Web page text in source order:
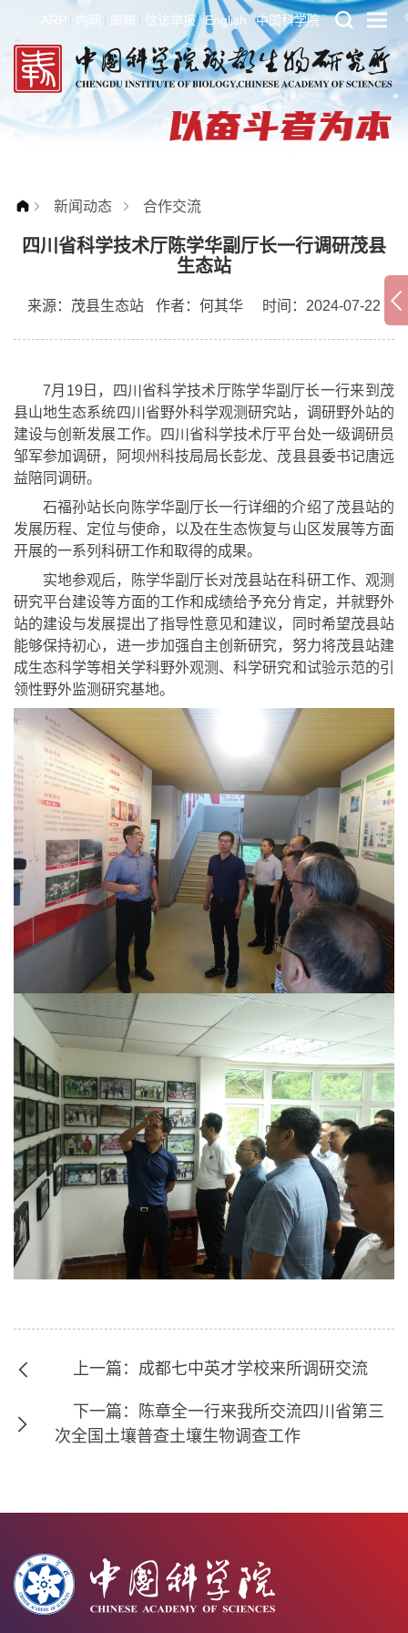
ARP 内网 邮箱 信访举报 English 中国科学院
新闻动态 合作交流
四川省科学技术厅陈学华副厅长一行调研茂县
生态站
来源： 茂县生态站 作者： 何其华 时间：2024-07-22
7月19日，四川省科学技术厅陈学华副厅长一行来到茂
县山地生态系统四川省野外科学观测研究站，调研野外站的
建设与创新发展工作。四川省科学技术厅平台处一级调研员
邹军参加调研，阿坝州科技局局长彭龙、茂县县委书记唐远
益陪同调研。
石福孙站长向陈学华副厅长一行详细的介绍了茂县站的
发展历程、定位与使命，以及在生态恢复与山区发展等方面
开展的一系列科研工作和取得的成果。
实地参观后，陈学华副厅长对茂县站在科研工作、观测
研究平台建设等方面的工作和成绩给予充分肯定，并就野外
站的建设与发展提出了指导性意见和建议，同时希望茂县站
能够保持初心，进一步加强自主创新研究，努力将茂县站建
成生态科学等相关学科野外观测、科学研究和试验示范的引
领性野外监测研究基地。
上一篇：成都七中英才学校来所调研交流
下一篇：陈章全一行来我所交流四川省第三
次全国土壤普查土壤生物调查工作